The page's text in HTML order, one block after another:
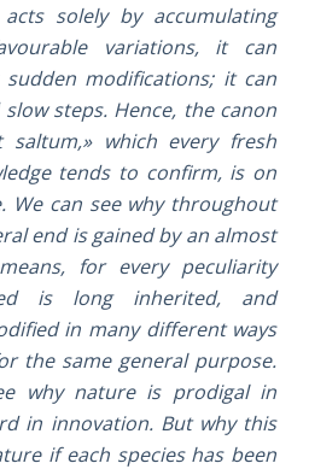
solely by accumulating
variations, it can
modifications; it can
steps. Hence, the canon
which every fresh
tends to confirm, is on
We can see why throughout
end is gained by an almost
for every peculiarity
is long inherited, and
in many different ways
the same general purpose.
why nature is prodigal in
in innovation. But why this
if each species has been